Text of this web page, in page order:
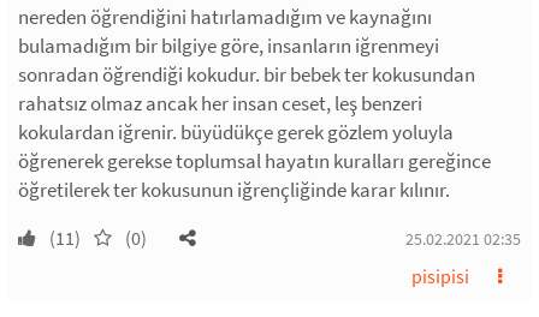
nereden öğrendiğini hatırlamadığım ve kaynağını
bulamadığım bir bilgiye göre, insanların iğrenmeyi
sonradan öğrendiği kokudur. bir bebek ter kokusundan
rahatsız olmaz ancak her insan ceset, leş benzeri
kokulardan iğrenir. büyüdükçe gerek gözlem yoluyla
öğrenerek gerekse toplumsal hayatın kuralları gereğince
öğretilerek ter kokusunun iğrençliğinde karar kılınır.
(11) (0) 25.02.2021 02:35
pisipisi